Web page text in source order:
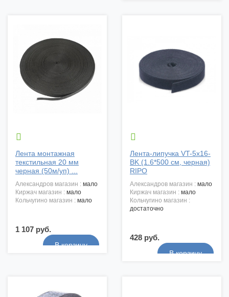

Лента монтажная
текстильная 20 мм
черная (50м/уп) ...
александров магазин : мало
киржач магазин : мало
кольчугино магазин : мало
1 107 руб.

Лента-липучка VT-5x16-
BK (1.6*500 см, черная)
RIPO
александров магазин : мало
киржач магазин : мало
кольчугино магазин :
достаточно
428 руб.